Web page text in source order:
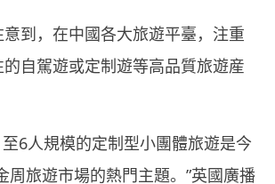
，在中國各大旅遊平臺，注重
自駕遊或定制遊等高品質旅遊産
人規模的定制型小團體旅遊是今
周旅遊市場的熱門主題。”英國廣播